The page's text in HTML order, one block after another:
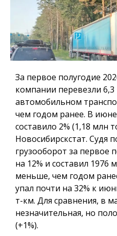
За первое полугодие
компании перевезли
автомобильном
чем годом ранее. В
составило 2% (1,18 млн
Новосибирскстат. Судя
грузооборот за первое
на 12% и составил 1976
меньше, чем годом
упал почти на 32% к
т-км. Для сравнения, в
незначительная, но
(+1%).